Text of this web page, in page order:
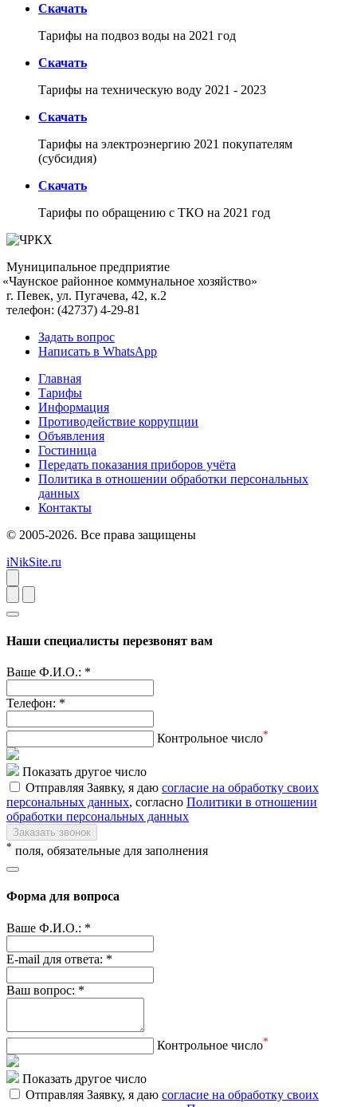
Скачать
Тарифы на подвоз воды на 2021 год
Скачать
Тарифы на техническую воду 2021 - 2023
Скачать
Тарифы на электроэнергию 2021 покупателям
(субсидия)
Скачать
Тарифы по обращению с ТКО на 2021 год
Муниципальное предприятие
«Чаунское районное коммунальное хозяйство»
г. Певек, ул. Пугачева, 42, к.2
телефон: (42737) 4-29-81
Задать вопрос
Написать в WhatsApp
Главная
Тарифы
Информация
Противодействие коррупции
Объявления
Гостиница
Передать показания приборов учёта
Политика в отношении обработки персональных
данных
Контакты
© 2005-2026. Все права защищены
iNikSite.ru
Наши специалисты перезвонят вам
Ваше Ф.И.О.: *
Телефон: *
Контрольное число*
Показать другое число
Отправляя Заявку, я даю согласие на обработку своих
персональных данных, согласно Политики в отношении
обработки персональных данных
Заказать звонок
* поля, обязательные для заполнения
Форма для вопроса
Ваше Ф.И.О.: *
E-mail для ответа: *
Ваш вопрос: *
Контрольное число*
Показать другое число
Отправляя Заявку, я даю согласие на обработку своих